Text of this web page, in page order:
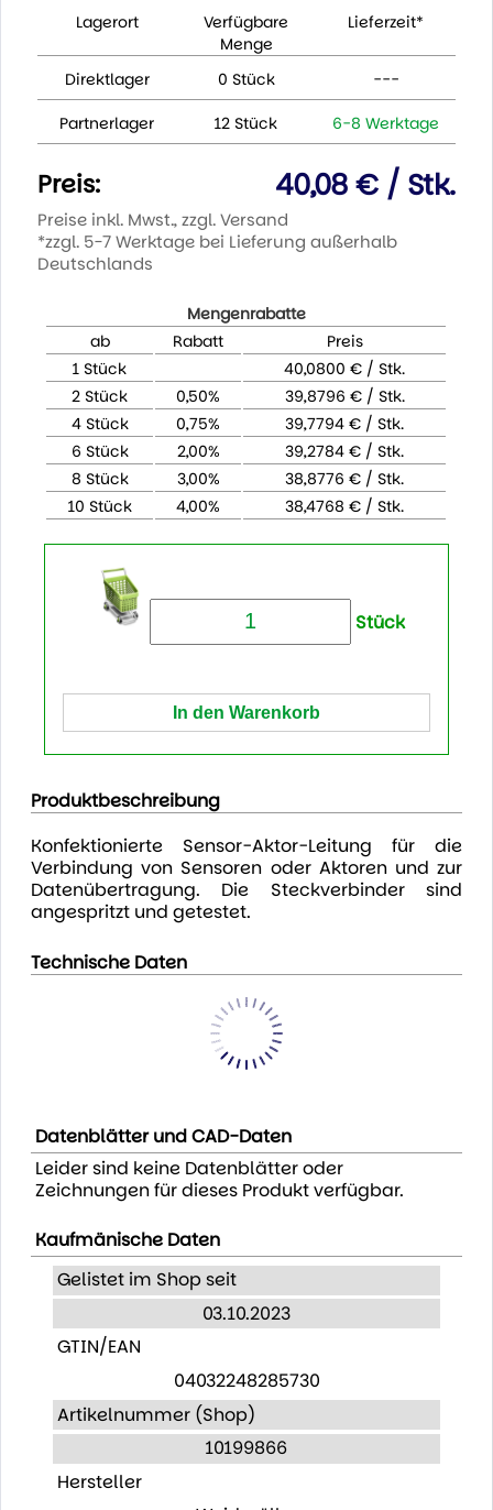
Lagerort
Verfügbare
Menge
Lieferzeit*
Direktlager 0 Stück ---
Partnerlager 12 Stück 6-8 Werktage
Preis: 40,08 € / Stk.
Preise inkl. Mwst., zzgl. Versand
*zzgl. 5-7 Werktage bei Lieferung außerhalb
Deutschlands
Mengenrabatte
ab
Rabatt
Preis
1 Stück
40,0800 € / Stk.
2 Stück
0,50%
39,8796 € / Stk.
4 Stück
0,75%
39,7794 € / Stk.
6 Stück
2,00%
39,2784 € / Stk.
8 Stück
3,00%
38,8776 € / Stk.
10 Stück
4,00% 38,4768 € / Stk.
Stück
Produktbeschreibung
Konfektionierte Sensor-Aktor-Leitung für die
Verbindung von Sensoren oder Aktoren und zur
Datenübertragung. Die Steckverbinder sind
angespritzt und getestet.
Technische Daten
Datenblätter und CAD-Daten
Leider sind keine Datenblätter oder
Zeichnungen für dieses Produkt verfügbar.
Kaufmänische Daten
Gelistet im Shop seit
03.10.2023
GTIN/EAN
04032248285730
Artikelnummer (Shop)
10199866
Hersteller